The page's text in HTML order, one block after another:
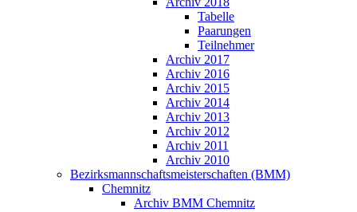
Tabelle
Paarungen
Teilnehmer
Archiv 2017
Archiv 2016
Archiv 2015
Archiv 2014
Archiv 2013
Archiv 2012
Archiv 2011
Archiv 2010
Bezirksmannschaftsmeisterschaften (BMM)
Chemnitz
Archiv BMM Chemnitz